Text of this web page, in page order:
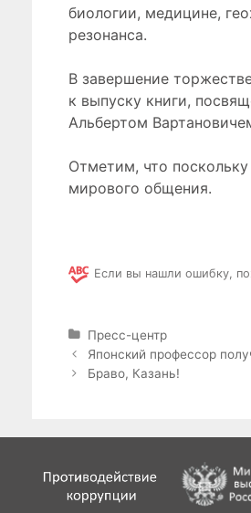
биологии, медицине,
резонанса.
В завершение
к выпуску книги,
Альбертом
Отметим, что
мирового общения.
Если вы нашли ошибку,
Р
у
б
Пресс-центр
Н
а
и
я
Японский профессор
Браво, Казань!